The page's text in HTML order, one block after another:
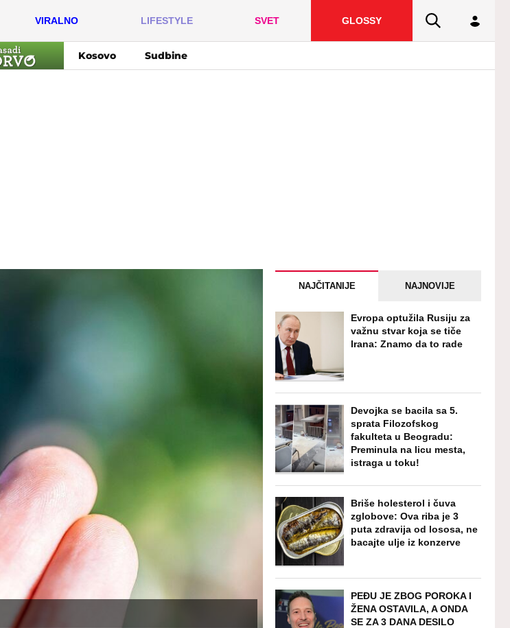
VIRALNO LIFESTYLE SVET GLOSSY
Kosovo Sudbine
NAJČITANIJE NAJNOVIJE
Evropa optužila Rusiju za
važnu stvar koja se tiče
Irana: Znamo da to rade
Devojka se bacila sa 5.
sprata Filozofskog
fakulteta u Beogradu:
Preminula na licu mesta,
istraga u toku!
Briše holesterol i čuva
zglobove: Ova riba je 3
puta zdravija od lososa, ne
bacajte ulje iz konzerve
PEĐU JE ZBOG POROKA I
ŽENA OSTAVILA, A ONDA
SE ZA 3 DANA DESILO